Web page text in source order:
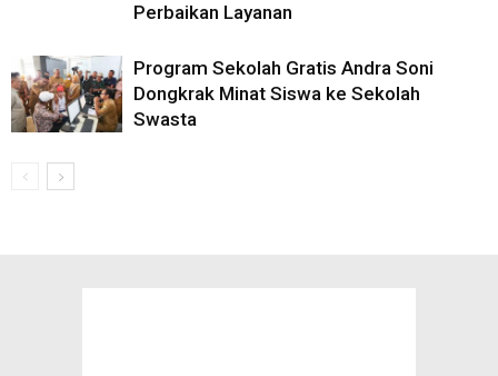
Perbaikan Layanan
Program Sekolah Gratis Andra Soni
Dongkrak Minat Siswa ke Sekolah
Swasta